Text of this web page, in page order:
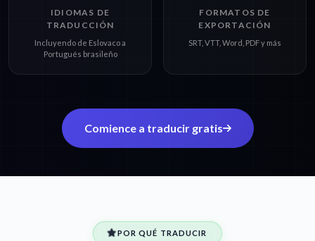
IDIOMAS DE
TRADUCCIÓN
Incluyendo de Eslovaco a
Portugués brasileño
FORMATOS DE
EXPORTACIÓN
SRT, VTT, Word, PDF y más
Comience a traducir gratis
POR QUÉ TRADUCIR